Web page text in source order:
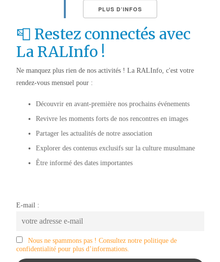
PLUS D’INFOS
📮 Restez connectés avec
La RALInfo !
Ne manquez plus rien de nos activités ! La RALInfo, c'est votre
rendez-vous mensuel pour :
Découvrir en avant-première nos prochains événements
Revivre les moments forts de nos rencontres en images
Partager les actualités de notre association
Explorer des contenus exclusifs sur la culture musulmane
Être informé des dates importantes
E-mail :
Nous ne spammons pas ! Consultez notre politique de
confidentialité pour plus d’informations.